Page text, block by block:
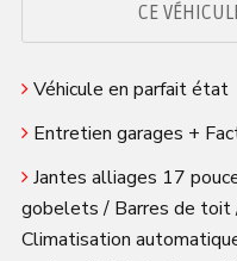
CE
Véhicule en parfait état
Entretien garages +
Jantes alliages 17
gobelets / Barres de toit
Climatisation